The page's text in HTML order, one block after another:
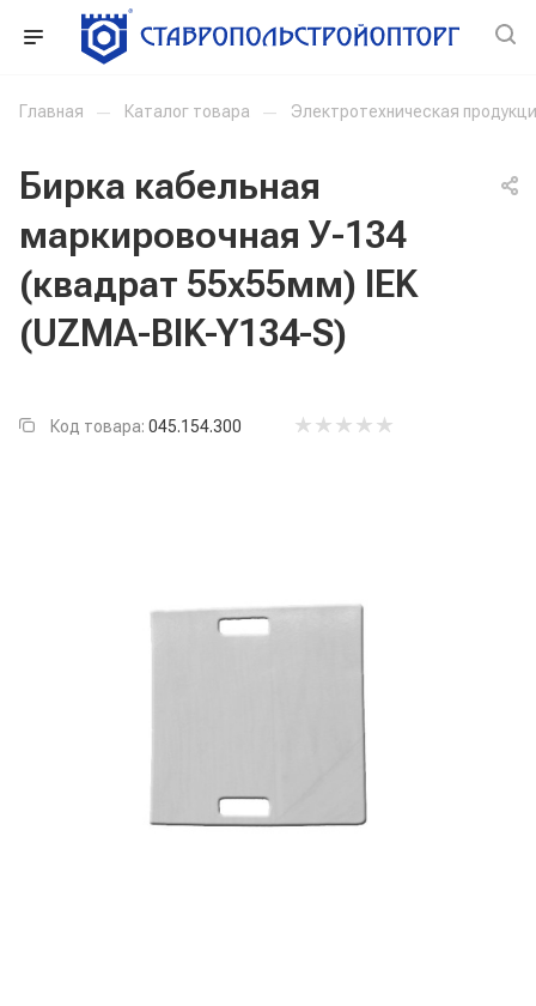
Главная — Каталог товара — Электротехническая
Бирка кабельная
маркировочная У-134
(квадрат 55х55мм) IEK
(UZMA-BIK-Y134-S)
Код товара: 045.154.300